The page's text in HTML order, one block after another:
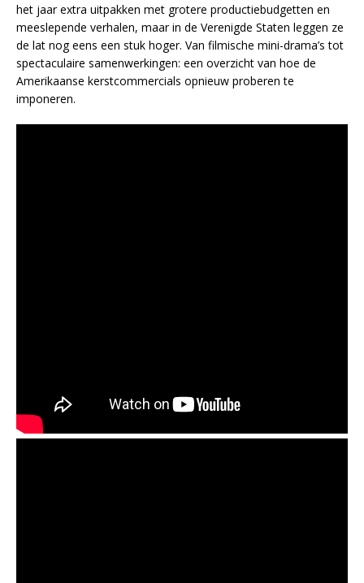
het jaar extra uitpakken met grotere productiebudgetten en
meeslepende verhalen, maar in de Verenigde Staten leggen ze
de lat nog eens een stuk hoger. Van filmische mini-drama’s tot
spectaculaire samenwerkingen: een overzicht van hoe de
Amerikaanse kerstcommercials opnieuw proberen te
imponeren.